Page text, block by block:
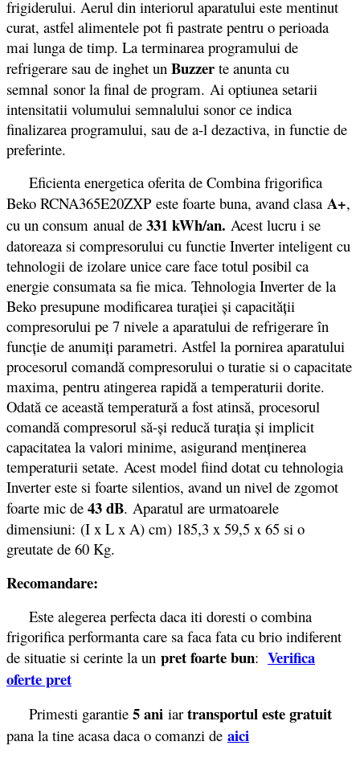
frigiderului. Aerul din interiorul aparatului este mentinut
curat, astfel alimentele pot fi pastrate pentru o perioada
mai lunga de timp. La terminarea programului de
refrigerare sau de inghet un Buzzer te anunta cu
semnal sonor la final de program. Ai optiunea setarii
intensitatii volumului semnalului sonor ce indica
finalizarea programului, sau de a-l dezactiva, in functie de
preferinte.
Eficienta energetica oferita de Combina frigorifica
Beko RCNA365E20ZXP este foarte buna, avand clasa A+,
cu un consum anual de 331 kWh/an. Acest lucru i se
datoreaza si compresorului cu functie Inverter inteligent cu
tehnologii de izolare unice care face totul posibil ca
energie consumata sa fie mica. Tehnologia Inverter de la
Beko presupune modificarea turației și capacității
compresorului pe 7 nivele a aparatului de refrigerare în
funcție de anumiți parametri. Astfel la pornirea aparatului
procesorul comandă compresorului o turatie si o capacitate
maxima, pentru atingerea rapidă a temperaturii dorite.
Odată ce această temperatură a fost atinsă, procesorul
comandă compresorul să-și reducă turația și implicit
capacitatea la valori minime, asigurand menținerea
temperaturii setate. Acest model fiind dotat cu tehnologia
Inverter este si foarte silentios, avand un nivel de zgomot
foarte mic de 43 dB. Aparatul are urmatoarele
dimensiuni: (I x L x A) cm) 185,3 x 59,5 x 65 si o
greutate de 60 Kg.
Recomandare:
Este alegerea perfecta daca iti doresti o combina
frigorifica performanta care sa faca fata cu brio indiferent
de situatie si cerinte la un pret foarte bun: Verifica
oferte pret
Primesti garantie 5 ani iar transportul este gratuit
pana la tine acasa daca o comanzi de aici